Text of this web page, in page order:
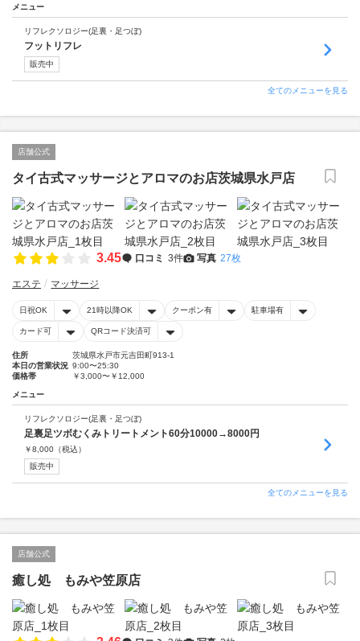
メニュー
リフレクソロジー(足裏・足つぼ)
フットリフレ
販売中
全てのメニューを見る
店舗公式
タイ古式マッサージとアロマのお店茨城県水戸店
3.45 口コミ 3件 写真 27枚
エステ マッサージ
日祝OK 21時以降OK クーポン有 駐車場有
カード可 QRコード決済可
住所
茨城県水戸市元吉田町913-1
本日の営業状況 9:00〜25:30
価格帯
￥3,000〜￥12,000
メニュー
リフレクソロジー(足裏・足つぼ)
足裏足ツボむくみトリートメント60分10000→8000円
￥8,000 （税込）
販売中
全てのメニューを見る
店舗公式
癒し処 もみや笠原店